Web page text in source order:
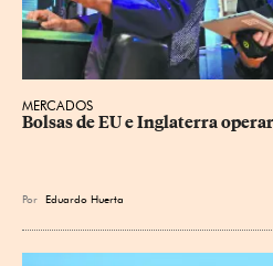
MERCADOS
Bolsas de EU e Inglaterra
Por Eduardo Huerta